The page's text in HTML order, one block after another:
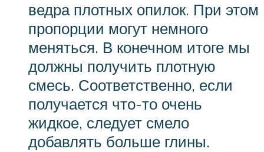
ведра плотных опилок. При этом
пропорции могут немного
меняться. В конечном итоге мы
должны получить плотную
смесь. Соответственно, если
получается что-то очень
жидкое, следует смело
добавлять больше глины.